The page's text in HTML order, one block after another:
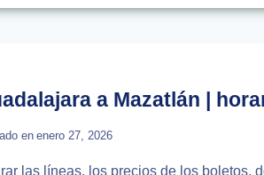
a Mazatlán |
en enero 27, 2026
las líneas, los precios de los boletos,